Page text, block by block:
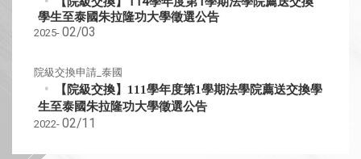
學生至泰國朱拉隆功大學徵選公告
2025- 02/03
院級交換申請_泰國
【院級交換】 111學年度第1學期法學院薦送交換學
生至泰國朱拉隆功大學徵選公告
2022- 02/11